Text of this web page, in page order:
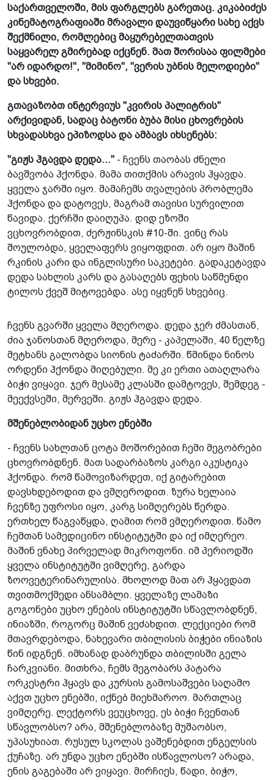
საქართველოში, მის ფარგლებს გარეთაც. კიკაბიძეს
კინემატოგრაფიაში მრავალი დაუვიწყარი სახე აქვს
შექმნილი, რომლებიც მაყურებელთათვის
საყვარელ გმირებად იქცნენ. მათ შორისაა ფილმები
"არ იდარდო!", "მიმინო", "ვერის უბნის მელოდიები"
და სხვები.
გთავაზობთ ინტერვიუს "კვირის პალიტრის"
არქივიდან, სადაც ბატონი ბუბა მისი ცხოვრების
სხვადასხვა ეპიზოდსა და ამბავს იხსენებს:
"გიჟს ჰგავდა დედა..." - ჩვენს თაობას ძნელი
ბავშვობა ჰქონდა. მამა თითქმის არავის ჰყავდა.
ყველა ჯარში იყო. მამაჩემს თვალების პრობლემა
ჰქონდა და დატოვეს, მაგრამ თავისი სურვილით
წავიდა. ქერჩში დაიღუპა. დიდ ეზოში
ვცხოვრობდით, ძერჟინსკის #10-ში. ვინც რას
შოულობდა, ყველაფერს ვიყოფდით. არ იყო მაშინ
რკინის კარი და ინგლისური საკეტები. გადაკეტავდა
დედა სახლის კარს და გასაღებს ფეხის საწმენდი
ტილოს ქვეშ მიტოვებდა. ასე იყვნენ სხვებიც.
ჩვენს გვარში ყველა მღეროდა. დედა ჯერ ძმასთან,
ძია ჯანოსთან მღეროდა, მერე - კაპელაში, 40 წელზე
მეტხანს გალობდა სიონის ტაძარში. წმინდა ნინოს
ორდენი ჰქონდა მიღებული. მე კი ერთი ათაღლარა
ბიჭი ვიყავი. ჯერ მესამე კლასში დამტოვეს, შემდეგ -
მეექვსეში, მერვეში. გიჟს ჰგავდა დედა.
მშენებლობიდან უცხო ენებში
- ჩვენს სახლთან ცოტა მოშორებით ჩემი მეგობრები
ცხოვრობდნენ. მათ სადარბაზოს კარგი აკუსტიკა
ჰქონდა. რომ წამოვიზარდეთ, იქ გიტარებით
დავსხდებოდით და ვმღეროდით. ზურა ხელაია
ჩვენზე უფროსი იყო, კარგ სიმღერებს წერდა.
ერთხელ წაგვაწყდა, ღამით რომ ვმღეროდით. წამო
ჩემთან სამედიცინო ინსტიტუტში და იქ იმღერეო.
მაშინ ვნახე პირველად მიკროფონი. იმ პერიოდში
ყველა ინსტიტუტში ვიმღერე, გარდა
ზოოვეტერინარულისა. მხოლოდ მათ არ ჰყავდათ
თვითმოქმედი ანსამბლი. ყველაზე ლამაზი
გოგონები უცხო ენების ინსტიტუტში სწავლობდნენ,
ინიაზში, როგორც მაშინ ვეძახდით. ლექციები რომ
მთავრდებოდა, ნახევარი თბილისის ბიჭები ინიაზის
წინ იდგნენ. იმხანად დაბრუნდა თბილისში გელა
ჩარკვიანი. მითხრა, ჩემს მეგობარს პატარა
ორკესტრი ჰყავს და კურსის გამოსაშვები საღამო
აქვთ უცხო ენებში, იქნებ მიეხმაროო. მართლაც
ვიმღერე. ლექტორს ვეუცხოვე, ეს ბიჭი ჩვენთან
სწავლობსო? არა, მშენებლობაზე მუშაობსო,
უპასუხიათ. რუსულ სკოლას ვაშენებდით ენგელსის
ქუჩაზე. არ უნდა უცხო ენებში ისწავლოსო? არადა,
ენის გაგებაში არ ვიყავი. მირჩიეს, წადი, ბიჭო,